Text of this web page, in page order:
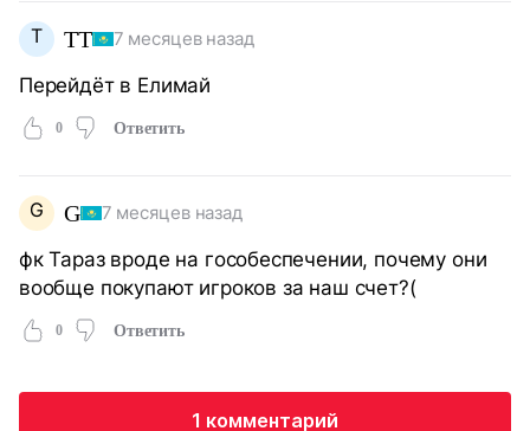
Т ТТ 7 месяцев назад
Перейдёт в Елимай
0 Ответить
G G 7 месяцев назад
фк Тараз вроде на гособеспечении, почему они
вообще покупают игроков за наш счет?(
0 Ответить
1 комментарий